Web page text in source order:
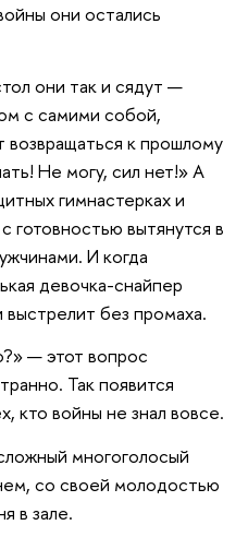
они остались
они так и сядут —
с самими собой,
к прошлому
Не могу, сил нет!» А
гимнастерках и
готовностью вытянутся в
И когда
девочка-снайпер
без промаха.
— этот вопрос
Так появится
кто войны не знал вовсе.
многоголосый
со своей молодостью
в зале.